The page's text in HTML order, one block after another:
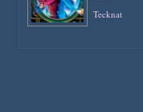
Tecknat